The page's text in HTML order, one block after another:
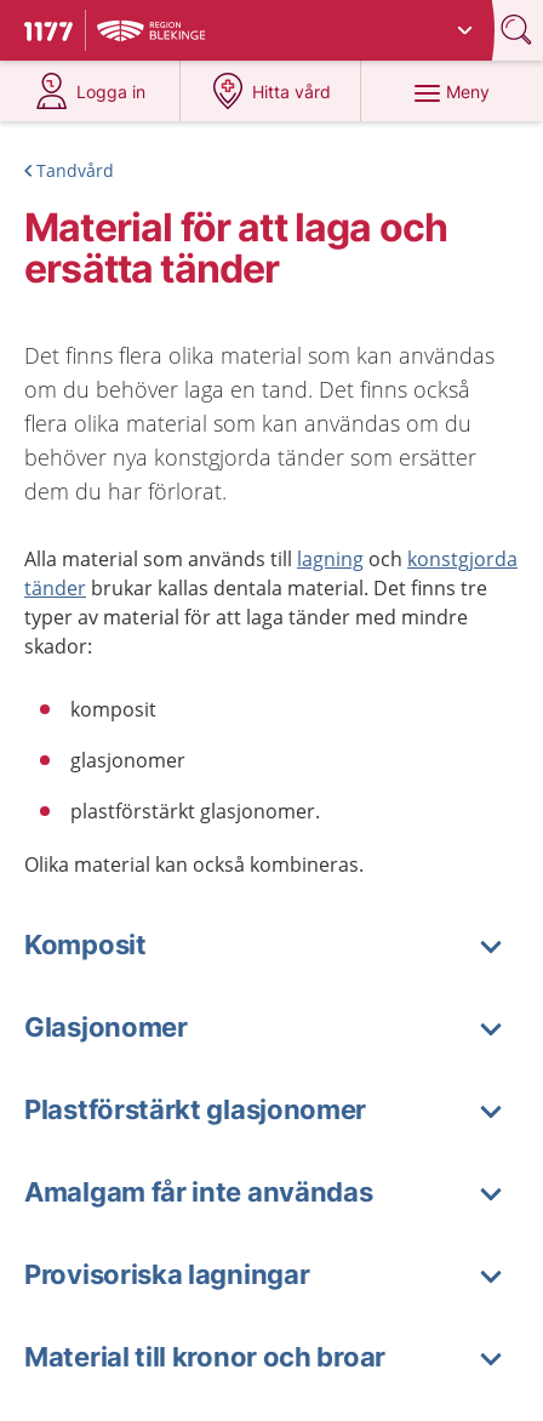
Till startsidan för 1177
Du har valt region
Logga in
på 1177.se
Hitta vård
på 1177.se
Meny
Tandvård
Material för att laga och
ersätta tänder
Det finns flera olika material som kan användas
om du behöver laga en tand. Det finns också
flera olika material som kan användas om du
behöver nya konstgjorda tänder som ersätter
dem du har förlorat.
Alla material som används till lagning och konstgjorda
tänder brukar kallas dentala material. Det finns tre
typer av material för att laga tänder med mindre
skador:
komposit
glasjonomer
plastförstärkt glasjonomer.
Olika material kan också kombineras.
Komposit
Glasjonomer
Plastförstärkt glasjonomer
Amalgam får inte användas
Provisoriska lagningar
Material till kronor och broar